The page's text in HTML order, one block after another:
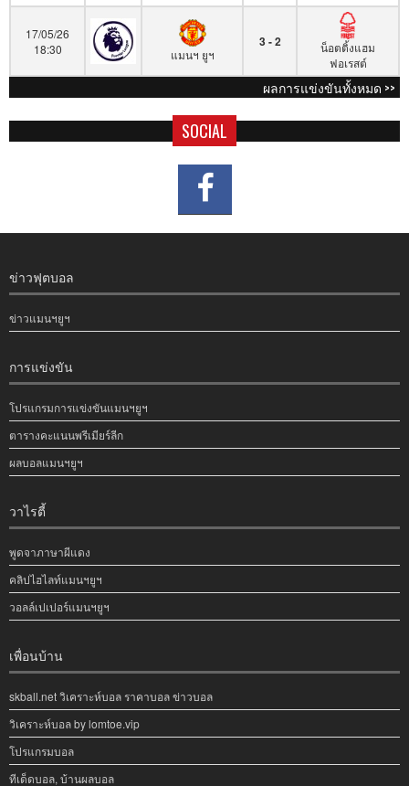
17/05/26
18:30
แมนฯ ยูฯ
3 - 2
น็อตติ้งแฮม
ฟอเรสต์
ผลการแข่งขันทั้งหมด >>
SOCIAL
ข่าวฟุตบอล
ข่าวแมนฯยูฯ
การแข่งขัน
โปรแกรมการแข่งขันแมนฯยูฯ
ตารางคะแนนพรีเมียร์ลีก
ผลบอลแมนฯยูฯ
วาไรตี้
พูดจาภาษาผีแดง
คลิปไฮไลท์แมนฯยูฯ
วอลล์เปเปอร์แมนฯยูฯ
เพื่อนบ้าน
skball.net วิเคราะห์บอล ราคาบอล ข่าวบอล
วิเคราะห์บอล by lomtoe.vip
โปรแกรมบอล
ทีเด็ดบอล, บ้านผลบอล